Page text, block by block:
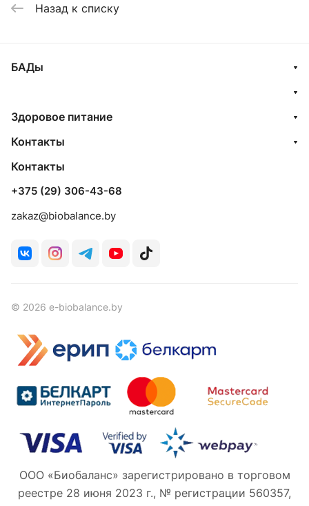
Назад к списку
БАДы
Здоровое питание
Контакты
Контакты
+375 (29) 306-43-68
zakaz@biobalance.by
© 2026 e-biobalance.by
ООО «Биобаланс» зарегистрировано в торговом
реестре 28 июня 2023 г., № регистрации 560357,